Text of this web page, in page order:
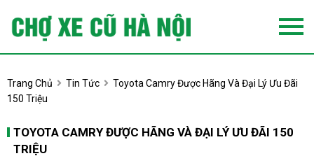
Trang Chủ Tin Tức
Toyota Camry Được Hãng Và Đại Lý Ưu Đãi
150 Triệu
TOYOTA CAMRY ĐƯỢC HÃNG VÀ ĐẠI LÝ ƯU ĐÃI 150
TRIỆU